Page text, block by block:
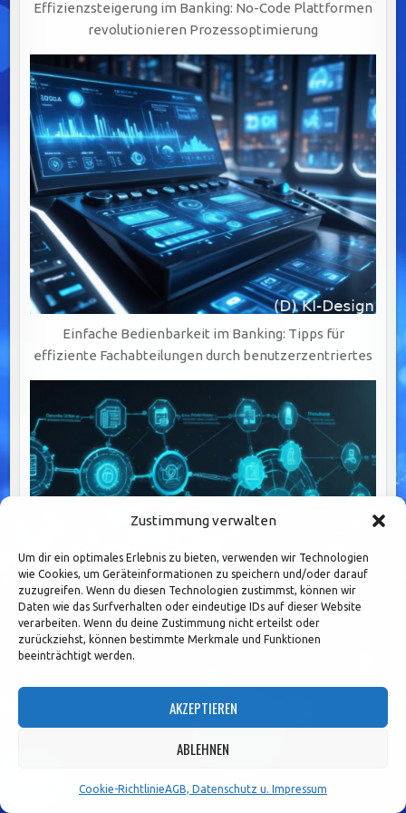
Zustimmung verwalten
Um dir ein optimales Erlebnis zu bieten, verwenden wir Technologien
wie Cookies, um Geräteinformationen zu speichern und/oder darauf
zuzugreifen. Wenn du diesen Technologien zustimmst, können wir
Daten wie das Surfverhalten oder eindeutige IDs auf dieser Website
verarbeiten. Wenn du deine Zustimmung nicht erteilst oder
zurückziehst, können bestimmte Merkmale und Funktionen
beeinträchtigt werden.
AKZEPTIEREN
ABLEHNEN
Cookie-RichtlinieAGB, Datenschutz u. Impressum
Effizienzsteigerung im Banking: No-Code Plattformen
revolutionieren Prozessoptimierung
Einfache Bedienbarkeit im Banking: Tipps für
effiziente Fachabteilungen durch benutzerzentriertes
API-Schnittstellen im Banking: Schlüssel zur Effizienz